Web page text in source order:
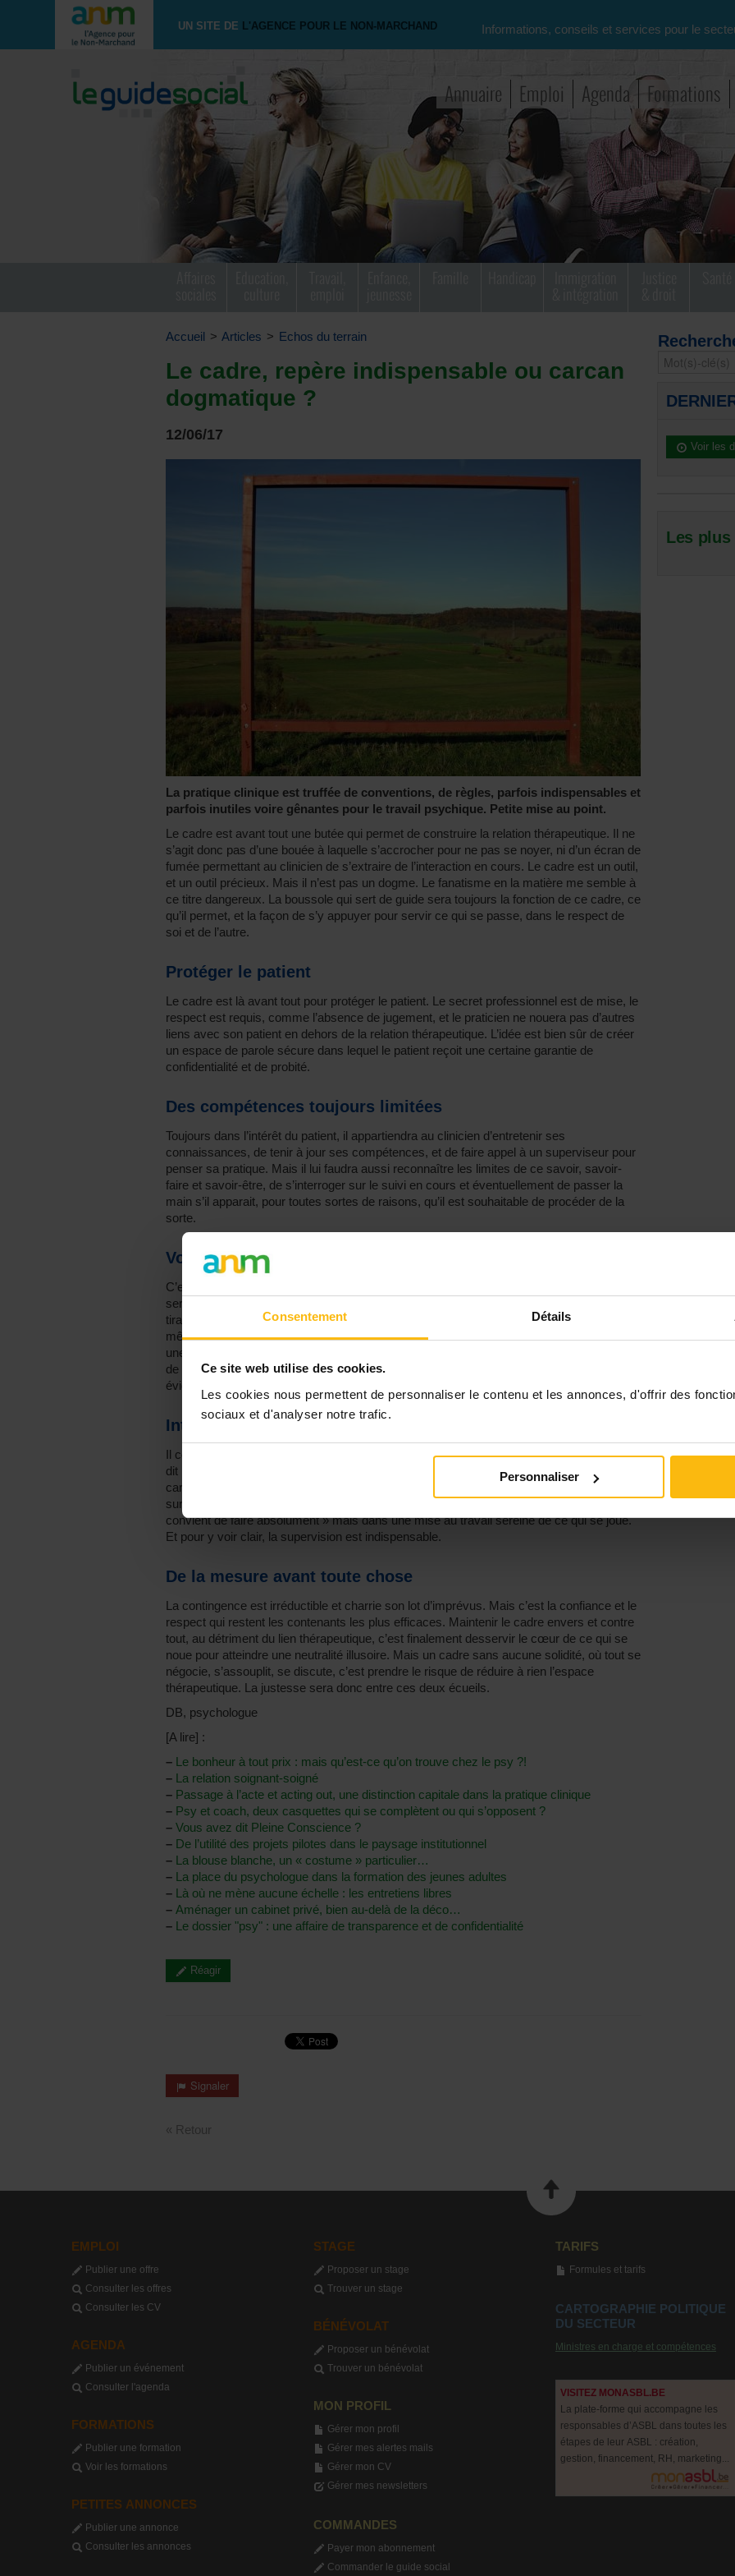
Consentement Détails
Ce site web utilise des cookies.
Les cookies nous permettent de personnaliser le contenu et les annonces, d'offrir des
sociaux et d'analyser notre trafic.
Personnaliser
UN SITE DE L'AGENCE POUR LE NON-MARCHAND Informations, conseils et services pour le
Annuaire Emploi Agenda Formations
Accueil > Articles > Echos du terrain
Le cadre, repère indispensable ou carcan
dogmatique ?
12/06/17
La pratique clinique est truffée de conventions, de règles, parfois indispensables et
parfois inutiles voire gênantes pour le travail psychique. Petite mise au point.
Le cadre est avant tout une butée qui permet de construire la relation thérapeutique. Il ne
s’agit donc pas d’une bouée à laquelle s’accrocher pour ne pas se noyer, ni d’un écran de
fumée permettant au clinicien de s’extraire de l’interaction en cours. Le cadre est un outil,
et un outil précieux. Mais il n’est pas un dogme. Le fanatisme en la matière me semble à
ce titre dangereux. La boussole qui sert de guide sera toujours la fonction de ce cadre, ce
qu’il permet, et la façon de s’y appuyer pour servir ce qui se passe, dans le respect de
soi et de l’autre.
Protéger le patient
Le cadre est là avant tout pour protéger le patient. Le secret professionnel est de mise, le
respect est requis, comme l’absence de jugement, et le praticien ne nouera pas d’autres
liens avec son patient en dehors de la relation thérapeutique. L’idée est bien sûr de créer
un espace de parole sécure dans lequel le patient reçoit une certaine garantie de
confidentialité et de probité.
Des compétences toujours limitées
Toujours dans l’intérêt du patient, il appartiendra au clinicien d’entretenir ses
connaissances, de tenir à jour ses compétences, et de faire appel à un superviseur pour
penser sa pratique. Mais il lui faudra aussi reconnaître les limites de ce savoir, savoir-
faire et savoir-être, de s’interroger sur le suivi en cours et éventuellement de passer la
main s’il apparait, pour toutes sortes de raisons, qu’il est souhaitable de procéder de la
sorte.
Vous avez dit concessions ?
C’est certainement la relation qui prime, c’est-à-dire le lien thérapeutique. Ce lien est-il
servi ou desservi par le cadre mis en place ? Quelle attitude face aux manquements, aux
tiraillements ? Ces écarts, quand ils sont verbalisés, mis au travail dans la relation elle-
même, peuvent servir le travail en cours. Manquer une séance de façon récurrente est
une occasion de comprendre ce qui se (re)joue et le contexte émotionnel de cette façon
de faire. Une annulation occasionnelle et motivée, par exemple, ne demande
évidemment pas le même traitement.
Interpréter le cadre, jusqu’où ?
Il convient de se questionner d’abord, c’est indispensable, mais aussi d’entendre ce qu’en
dit le patient. La question n’est pas de tenir aux règles envers et contre tout, comme un
carcan qui fait tenir l’ensemble à coup de rigidité, mais de s’interroger de temps en temps
sur l’utilité de notre cadre et sur ses freins. Pas dans une vision surmoïque de « ce qu’il
convient de faire absolument » mais dans une mise au travail sereine de ce qui se joue.
Et pour y voir clair, la supervision est indispensable.
De la mesure avant toute chose
La contingence est irréductible et charrie son lot d’imprévus. Mais c’est la confiance et le
respect qui restent les contenants les plus efficaces. Maintenir le cadre envers et contre
tout, au détriment du lien thérapeutique, c’est finalement desservir le cœur de ce qui se
noue pour atteindre une neutralité illusoire. Mais un cadre sans aucune solidité, où tout se
négocie, s’assouplit, se discute, c’est prendre le risque de réduire à rien l’espace
thérapeutique. La justesse sera donc entre ces deux écueils.
DB, psychologue
[A lire] :
– Le bonheur à tout prix : mais qu’est-ce qu’on trouve chez le psy ?!
– La relation soignant-soigné
– Passage à l’acte et acting out, une distinction capitale dans la pratique clinique
– Psy et coach, deux casquettes qui se complètent ou qui s’opposent ?
– Vous avez dit Pleine Conscience ?
– De l’utilité des projets pilotes dans le paysage institutionnel
– La blouse blanche, un « costume » particulier…
– La place du psychologue dans la formation des jeunes adultes
– Là où ne mène aucune échelle : les entretiens libres
– Aménager un cabinet privé, bien au-delà de la déco…
– Le dossier "psy" : une affaire de transparence et de confidentialité
Réagir
Signaler
« Retour
Voir les
Les plus
EMPLOI
Publier une offre
Consulter les offres
Consulter les CV
AGENDA
Publier un événement
Consulter l'agenda
FORMATIONS
Publier une formation
Voir les formations
PETITES ANNONCES
Publier une annonce
Consulter les annonces
STAGE
Proposer un stage
Trouver un stage
BÉNÉVOLAT
Proposer un bénévolat
Trouver un bénévolat
MON PROFIL
Gérer mon profil
Gérer mes alertes mails
Gérer mon CV
Gérer mes newsletters
COMMANDES
Payer mon abonnement
Commander le guide social
TARIFS
Formules et tarifs
CARTOGRAPHIE POLITIQUE
DU SECTEUR
Ministres en charge et compétences
VISITEZ MONASBL.BE
La plate-forme qui accompagne les
responsables d’ASBL dans toutes les
étapes de leur ASBL : création,
gestion, financement, RH, marketing...